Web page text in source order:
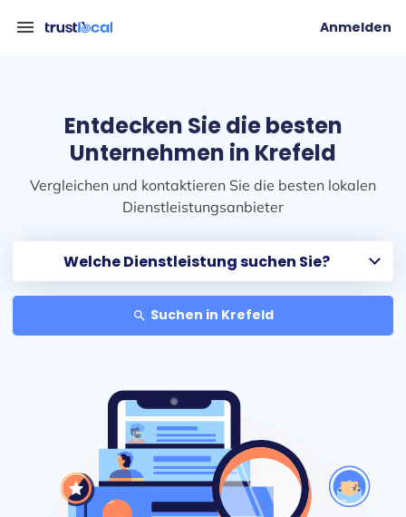
menu Anmelden
Entdecken Sie die besten
Unternehmen in Krefeld
Vergleichen und kontaktieren Sie die besten lokalen
Dienstleistungsanbieter
search Suchen in Krefeld